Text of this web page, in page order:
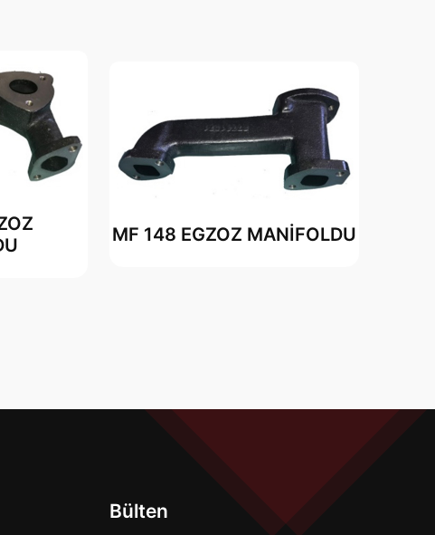
MF 148 EGZOZ MANİFOLDU
Bülten